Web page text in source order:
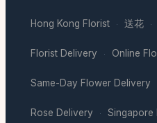
Hong Kong Florist · 送花 ·
Florist Delivery · Online
Same-Day Flower Delivery
Rose Delivery · Singapore